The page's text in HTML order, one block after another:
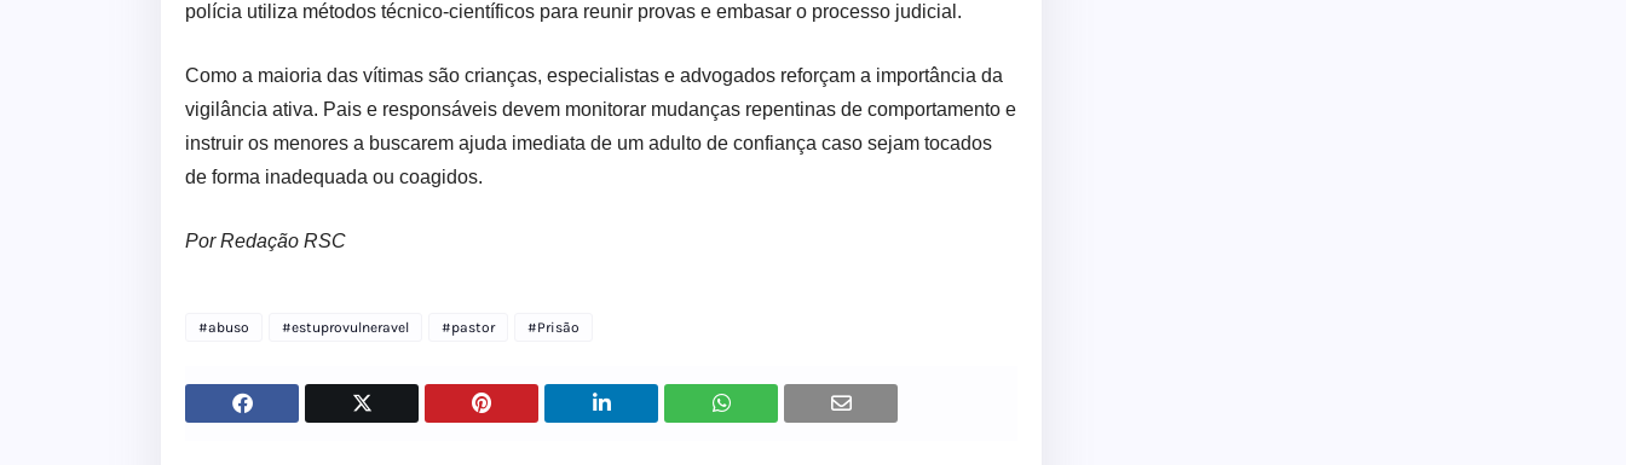
polícia utiliza métodos técnico-científicos para reunir provas e embasar o processo judicial.
Como a maioria das vítimas são crianças, especialistas e advogados reforçam a importância da
vigilância ativa. Pais e responsáveis devem monitorar mudanças repentinas de comportamento e
instruir os menores a buscarem ajuda imediata de um adulto de confiança caso sejam tocados
de forma inadequada ou coagidos.
Por Redação RSC
#abuso #estuprovulneravel #pastor #Prisão